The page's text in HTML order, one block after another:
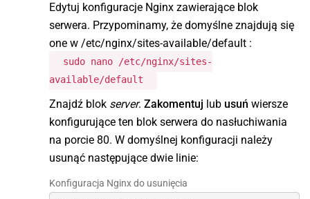
Edytuj konfiguracje Nginx zawierające blok
serwera. Przypominamy, że domyślne znajdują się
one w /etc/nginx/sites-available/default :
sudo nano /etc/nginx/sites-
available/default
Znajdź blok server. Zakomentuj lub usuń wiersze
konfigurujące ten blok serwera do nasłuchiwania
na porcie 80. W domyślnej konfiguracji należy
usunąć następujące dwie linie:
Konfiguracja Nginx do usunięcia